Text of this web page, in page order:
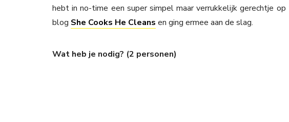
hebt in no-time een super simpel maar verrukkelijk gerechtje
blog She Cooks He Cleans en ging ermee aan de slag.
Wat heb je nodig? (2 personen)